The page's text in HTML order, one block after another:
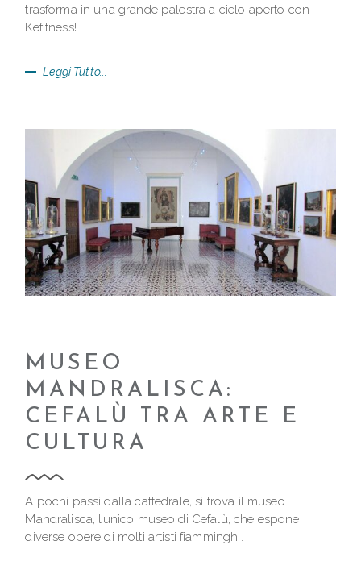
trasforma in una grande palestra a cielo aperto con
Kefitness!
Leggi Tutto...
MUSEO
MANDRALISCA:
CEFALÙ TRA ARTE E
CULTURA
A pochi passi dalla cattedrale, si trova il museo
Mandralisca, l’unico museo di Cefalù, che espone
diverse opere di molti artisti fiamminghi.